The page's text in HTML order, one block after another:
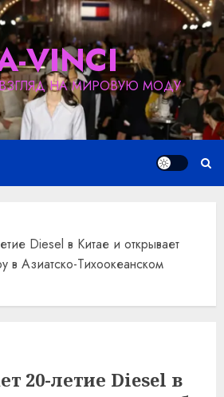
VINCI
НА МИРОВУЮ МОДУ
Diesel в Китае и открывает
в Азиатско-Тихоокеанском
20-летие Diesel в